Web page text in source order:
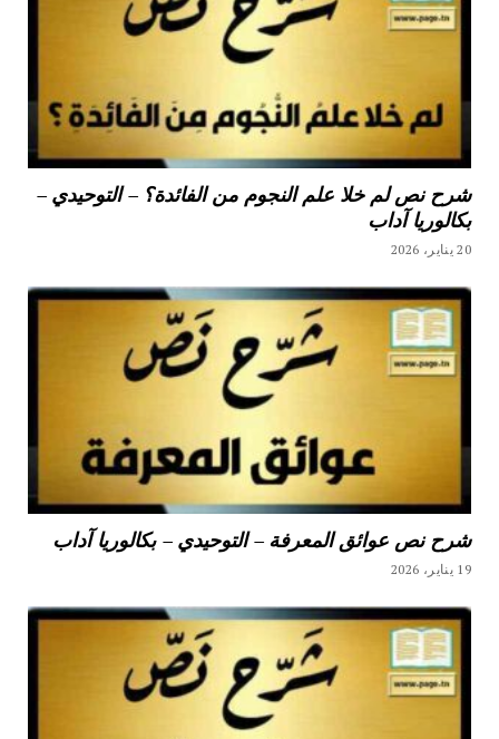
شرح نص لم خلا علم النجوم من الفائدة؟ – التوحيدي –
بكالوريا آداب
20 يناير، 2026
شرح نص عوائق المعرفة – التوحيدي – بكالوريا آداب
19 يناير، 2026